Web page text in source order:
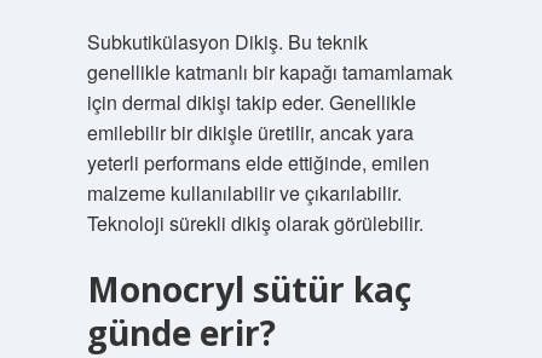
Subkutikülasyon Dikiş. Bu teknik
genellikle katmanlı bir kapağı tamamlamak
için dermal dikişi takip eder. Genellikle
emilebilir bir dikişle üretilir, ancak yara
yeterli performans elde ettiğinde, emilen
malzeme kullanılabilir ve çıkarılabilir.
Teknoloji sürekli dikiş olarak görülebilir.
Monocryl sütür kaç
günde erir?